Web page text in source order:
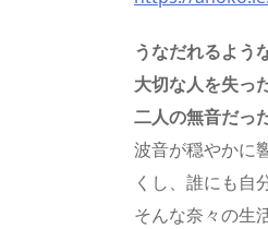
うなだれるよう
大切な人を失っ
二人の無音だっ
波音が穏やかに
くし、誰にも自
そんな奈々の生